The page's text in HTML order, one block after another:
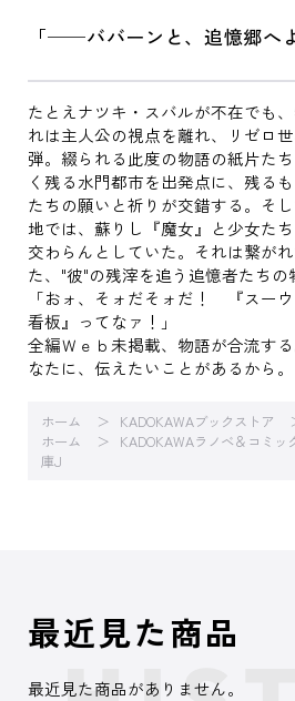
「──ババーンと、追憶郷へ
たとえナツキ・スバルが不在でも
れは主人公の視点を離れ、リゼロ
弾。綴られる此度の物語の紙片た
く残る水門都市を出発点に、残る
たちの願いと祈りが交錯する。そ
地では、蘇りし『魔女』と少女た
交わらんとしていた。それは繋が
た、"彼"の残滓を追う追憶者たち
「おォ、そォだそォだ！ 『スー
看板』ってなァ！」
全編Ｗｅｂ未掲載、物語が合流す
なたに、伝えたいことがあるから。
ホーム KADOKAWAブックストア
ホーム
KADOKAWAラノベ＆コミッ
庫J
最近見た商品
最近見た商品がありません。